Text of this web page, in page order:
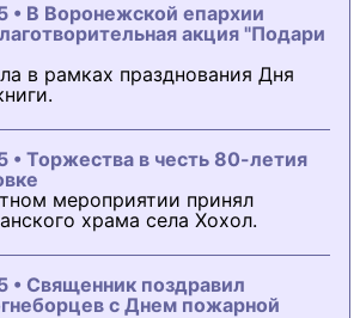
• В Воронежской епархии
акция "Подари
в рамках празднования Дня
• Торжества в честь 80-летия
мероприятии принял
храма села Хохол.
• Священник поздравил
с Днем пожарной